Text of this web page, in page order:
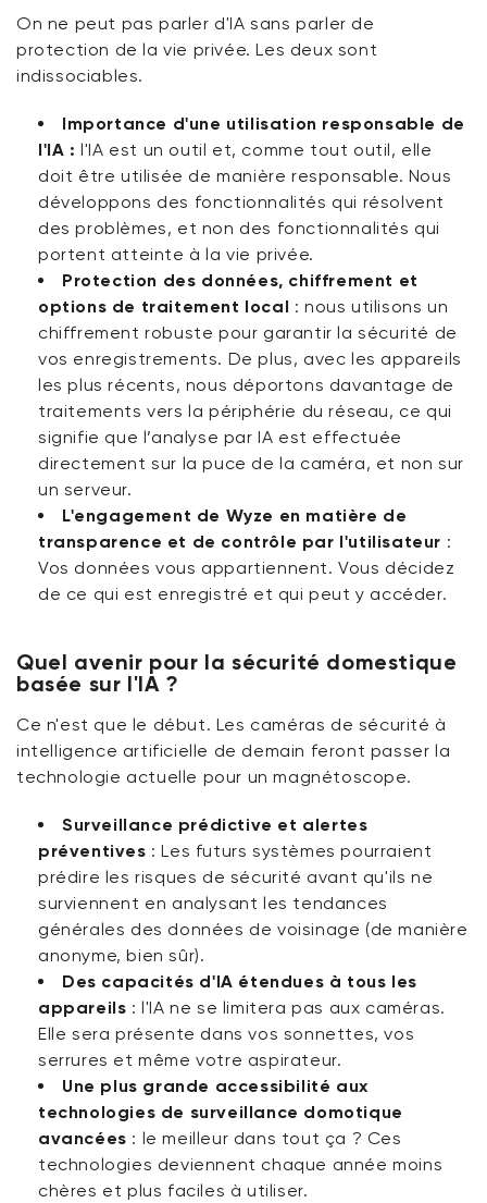
On ne peut pas parler d'IA sans parler de
protection de la vie privée. Les deux sont
indissociables.
Importance d'une utilisation responsable de
l'IA : l'IA est un outil et, comme tout outil, elle
doit être utilisée de manière responsable. Nous
développons des fonctionnalités qui résolvent
des problèmes, et non des fonctionnalités qui
portent atteinte à la vie privée.
Protection des données, chiffrement et
options de traitement local :nous utilisons un
chiffrement robuste pour garantir la sécurité de
vos enregistrements. De plus, avec les appareils
les plus récents, nous déportons davantage de
traitements vers la périphérie du réseau, ce qui
signifie que l’analyse par IA est effectuée
directement sur la puce de la caméra, et non sur
un serveur.
L'engagement de Wyze en matière de
transparence et de contrôle par l'utilisateur :
Vos données vous appartiennent. Vous décidez
de ce qui est enregistré et qui peut y accéder.
Quel avenir pour la sécurité domestique
basée sur l'IA ?
Ce n'est que le début. Les caméras de sécurité à
intelligence artificielle de demain feront passer la
technologie actuelle pour un magnétoscope.
Surveillance prédictive et alertes
préventives : Les futurs systèmes pourraient
prédire les risques de sécurité avant qu'ils ne
surviennent en analysant les tendances
générales des données de voisinage (de manière
anonyme, bien sûr).
Des capacités d'IA étendues à tous les
appareils : l'IA ne se limitera pas aux caméras.
Elle sera présente dans vos sonnettes, vos
serrures et même votre aspirateur.
Une plus grande accessibilité aux
technologies de surveillance domotique
avancées : le meilleur dans tout ça ? Ces
technologies deviennent chaque année moins
chères et plus faciles à utiliser.